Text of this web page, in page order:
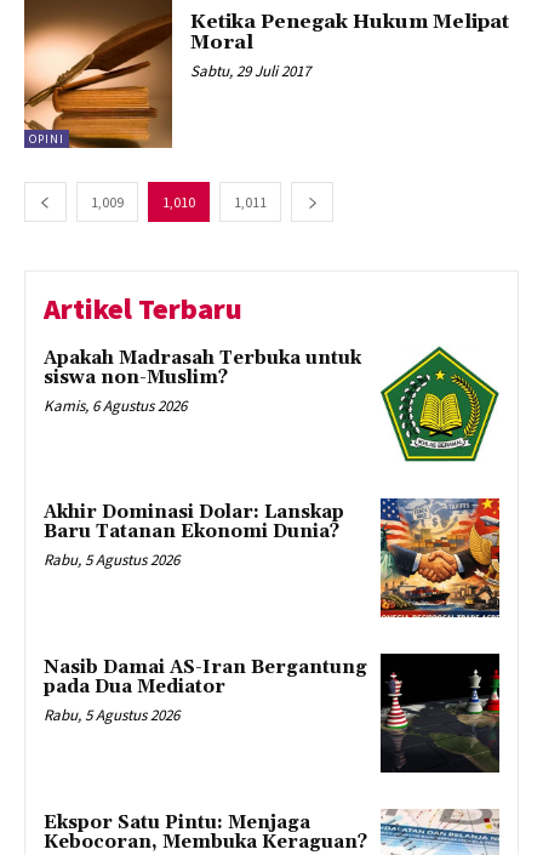
OPINI
Ketika Penegak Hukum Melipat
Moral
Sabtu, 29 Juli 2017
1,009 1,010 1,011
Artikel Terbaru
Apakah Madrasah Terbuka untuk
siswa non-Muslim?
Kamis, 6 Agustus 2026
Akhir Dominasi Dolar: Lanskap
Baru Tatanan Ekonomi Dunia?
Rabu, 5 Agustus 2026
Nasib Damai AS-Iran Bergantung
pada Dua Mediator
Rabu, 5 Agustus 2026
Ekspor Satu Pintu: Menjaga
Kebocoran, Membuka Keraguan?